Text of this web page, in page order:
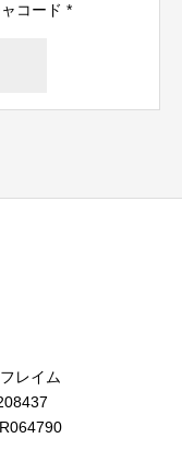
コード *
レイム